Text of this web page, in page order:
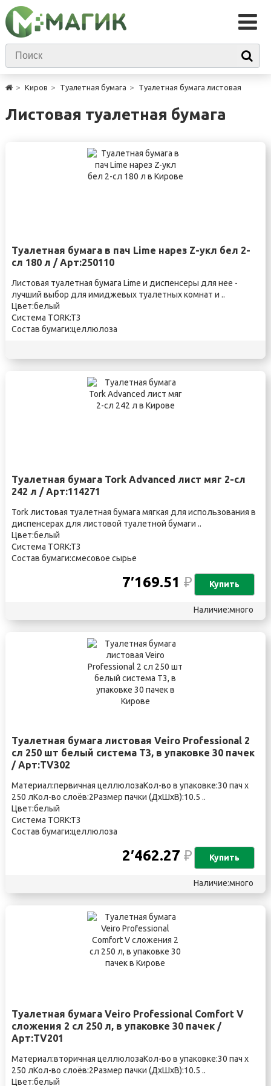
Киров Туалетная бумага Туалетная бумага листовая
Листовая туалетная бумага
Туалетная бумага в пач Lime нарез Z-укл бел 2-
сл 180 л / Арт:250110
Листовая туалетная бумага Lime и диспенсеры для нее -
лучший выбор для имиджевых туалетных комнат и ..
Цвет:белый
Система TORK:T3
Состав бумаги:целлюлоза
Туалетная бумага Tork Advanced лист мяг 2-сл
242 л / Арт:114271
Tork листовая туалетная бумага мягкая для использования в
диспенсерах для листовой туалетной бумаги ..
Цвет:белый
Система TORK:T3
Состав бумаги:смесовое сырье
7′169.51₽ Купить
Наличие:много
Туалетная бумага листовая Veiro Professional 2
сл 250 шт белый система T3, в упаковке 30 пачек
/ Арт:TV302
Материал:первичная целлюлозаКол-во в упаковке:30 пач х
250 лКол-во слоёв:2Размер пачки (ДхШхВ):10.5 ..
Цвет:белый
Система TORK:T3
Состав бумаги:целлюлоза
2′462.27₽ Купить
Наличие:много
Туалетная бумага Veiro Professional Comfort V
сложения 2 сл 250 л, в упаковке 30 пачек /
Арт:TV201
Материал:вторичная целлюлозаКол-во в упаковке:30 пач х
250 лКол-во слоёв:2Размер пачки (ДхШхВ):10.5 ..
Цвет:белый